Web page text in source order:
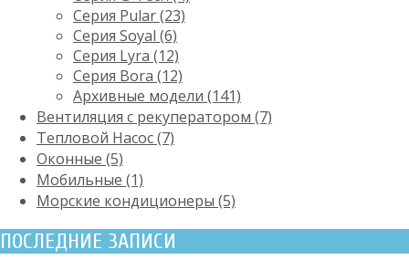
Серия Pular (23)
Cерия Soyal (6)
Серия Lyra (12)
Серия Bora (12)
Архивные модели (141)
Вентиляция с рекуператором (7)
Тепловой Насос (7)
Оконные (5)
Мобильные (1)
Морские кондиционеры (5)
ПОСЛЕДНИЕ ЗАПИСИ